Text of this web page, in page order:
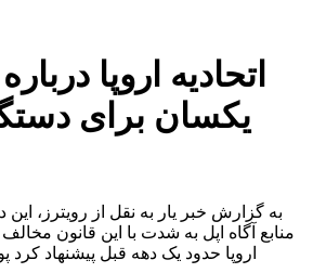
اتحادیه اروپا
یکسان برای
به گزارش خبر یار به نقل از رویترز،
منابع آگاه اپل به شدت با این قانون
اروپا حدود یک دهه قبل پیشنهاد